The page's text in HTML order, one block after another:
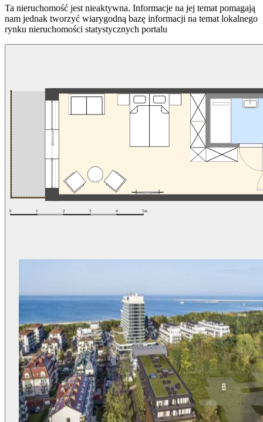
Ta nieruchomość jest nieaktywna. Informacje na jej temat pomagają
nam jednak tworzyć wiarygodną bazę informacji na temat lokalnego
rynku nieruchomości statystycznych portalu